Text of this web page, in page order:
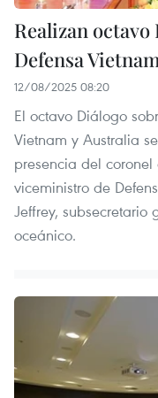
Realizan
Defensa
12/08/2025 08:20
El octavo Diálogo
Vietnam y Australia
presencia del
viceministro de
Jeffrey,
oceánico.